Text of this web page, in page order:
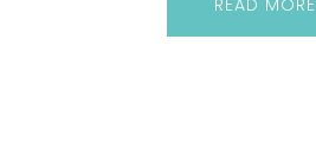
READ MORE